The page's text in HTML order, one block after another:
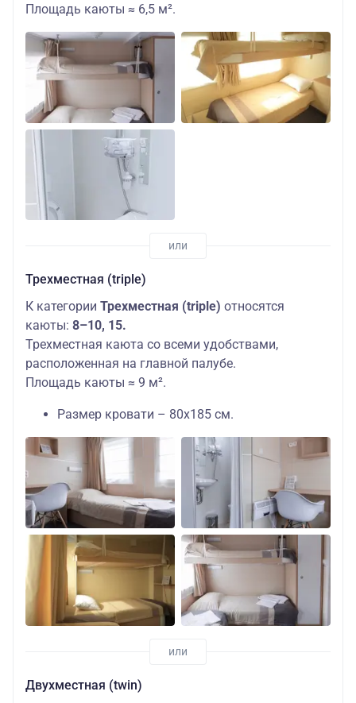
Площадь каюты ≈ 6,5 м².
Трехместная (triple)
К категории Трехместная (triple) относятся
каюты: 8–10, 15.
Трехместная каюта со всеми удобствами,
расположенная на главной палубе.
Площадь каюты ≈ 9 м².
Размер кровати – 80х185 см.
Двухместная (twin)